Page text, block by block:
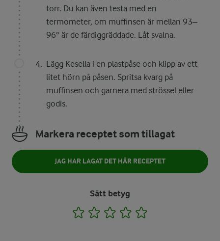
torr. Du kan även testa med en
termometer, om muffinsen är mellan 93–
96° är de färdiggräddade. Låt svalna.
Lägg Kesella i en plastpåse och klipp av ett
litet hörn på påsen. Spritsa kvarg på
muffinsen och garnera med strössel eller
godis.
Markera receptet som tillagat
JAG HAR LAGAT DET HÄR RECEPTET
Sätt betyg
1 2 3 4